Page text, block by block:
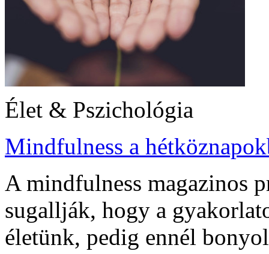
Élet & Pszichológia
Mindfulness a
A mindfulness magazinos
sugallják, hogy a
életünk, pedig ennél